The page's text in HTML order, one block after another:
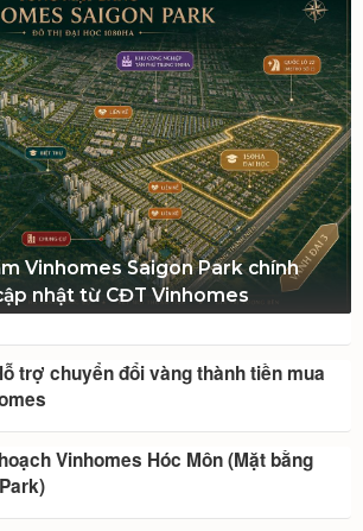
Vinhomes Saigon Park chính
nhật từ CĐT Vinhomes
trợ chuyển đổi vàng thành tiền mua
Vinhomes Hóc Môn (Mặt bằng